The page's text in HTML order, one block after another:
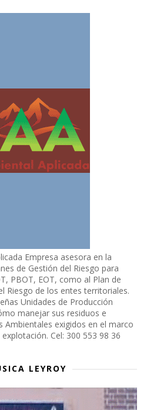
Empresa asesora en la
de Gestión del Riesgo para
PBOT, EOT, como al Plan de
Riesgo de los entes territoriales.
Unidades de Producción
manejar sus residuos e
Ambientales exigidos en el marco
Cel: 300 553 98 36
LEYROY